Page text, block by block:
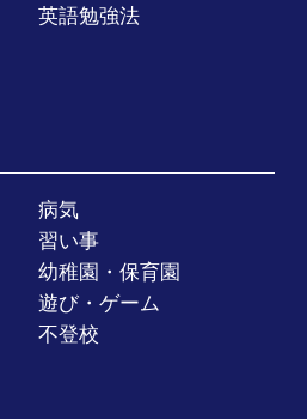
英語勉強法
病気
習い事
幼稚園・保育園
遊び・ゲーム
不登校